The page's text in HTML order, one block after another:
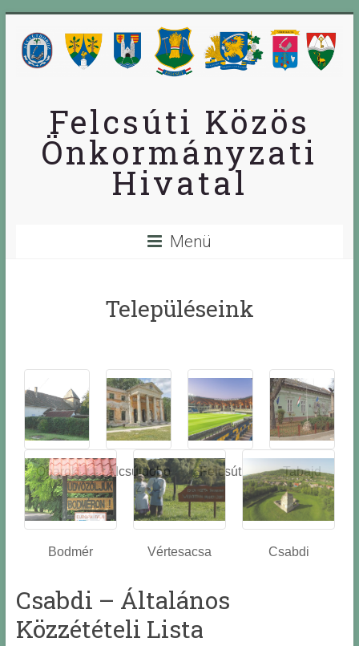
Felcsúti Közös
Önkormányzati
Hivatal
Menü
Településeink
Óbarok
Alcsútdobo
z
Felcsút Tabajd
Bodmér Vértesacsa Csabdi
Csabdi – Általános
Közzétételi Lista